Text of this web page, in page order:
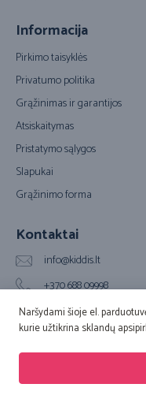
Informacija
Pirkimo taisyklės
Privatumo politika
Grąžinimas ir garantijos
Atsiskaitymas
Pristatymo sąlygos
Slapukai
Grąžinimo forma
Kontaktai
info@kiddis.lt
+370 688 09998
Vilkpėdės g. 20A, LT-
© 2016 – 2026 Kiddis.lt.
Naršydami šioje el.
kurie užtikrina sklandų